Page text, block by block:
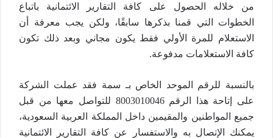
من خلاله الحصول على كافة التقارير الائتمانية باتباع
الخطوات التي قمنا بذكرها سابقًا، ولكن يجب معرفة أن
الاستعلام للمرة الأولي فقط يكون مجاني وبعد ذلك تكون
كافة الاستعلامات مدفوعة.
بالنسبة للرقم الموحد الخاص بـ سمة فقد عملت الشركة
على إتاحة هذا الرقم 8003010046 للتواصل معها من قبل
جميع المواطنين والمقيمين داخل المملكة العربية السعودية،
يمكنك الإتصال به والاستفسار عن كافة التقارير الائتمانية